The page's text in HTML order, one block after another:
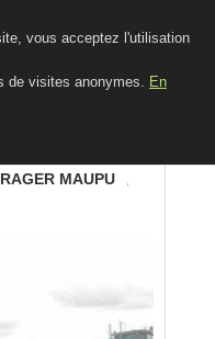
vous acceptez l'utilisation
de visites anonymes. En
MAUPU